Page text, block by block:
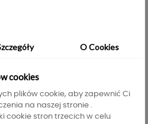
towarzyszu, a
to maskotka, która
O Cookies
cookies
plików cookie, aby zapewnić Ci
na naszej stronie .
cookie stron trzecich w celu